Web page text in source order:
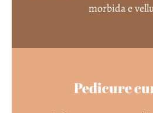
morbida e
Pedicure